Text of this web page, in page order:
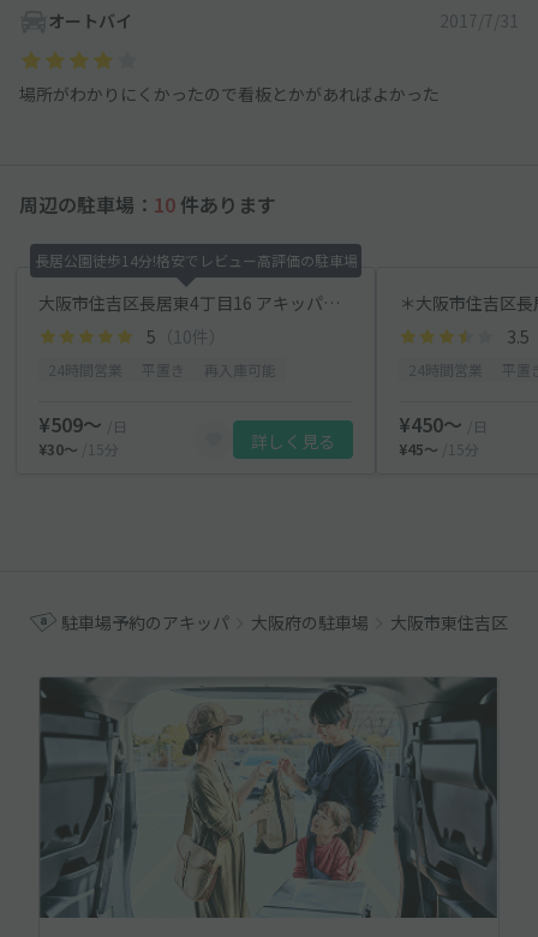
オートバイ 2017/7/31
場所がわかりにくかったので看板とかがあればよかった
周辺の駐車場： 10 件あります
長居公園徒歩14分!格安でレビュー高評価の駐車場
大阪市住吉区長居東4丁目16 アキッパ駐車場
5 （10件）
¥509〜
/日
¥30〜
/15分 詳しく見る
3.5
¥450〜
/日
¥45〜
/15分
駐車場予約のアキッパ 大阪府の駐車場 大阪市東住吉区の